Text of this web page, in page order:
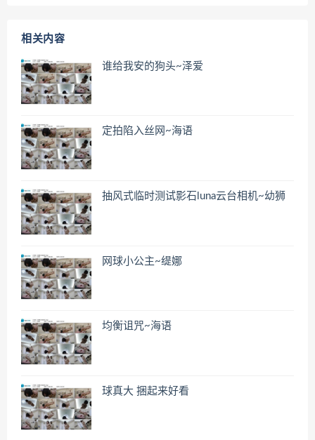
相关内容
谁给我安的狗头~泽爱
定拍陷入丝网~海语
抽风式临时测试影石luna云台相机~幼狮
网球小公主~缇娜
均衡诅咒~海语
球真大 捆起来好看